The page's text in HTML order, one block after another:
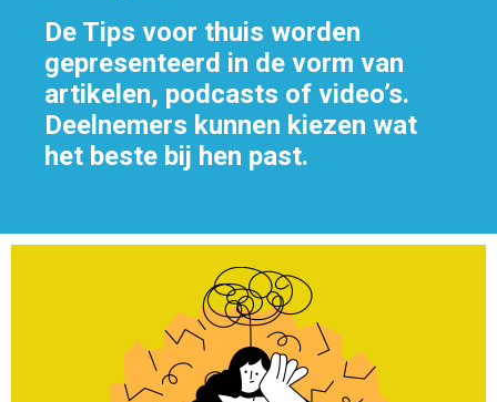
De Tips voor thuis worden
gepresenteerd in de vorm van
artikelen, podcasts of video’s.
Deelnemers kunnen kiezen wat
het beste bij hen past.